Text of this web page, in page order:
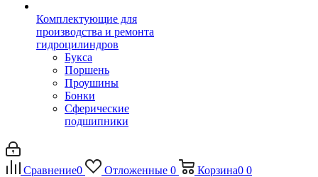
Комплектующие для
производства и ремонта
гидроцилиндров
Букса
Поршень
Проушины
Бонки
Сферические
подшипники
Сравнение0 Отложенные 0 Корзина0 0